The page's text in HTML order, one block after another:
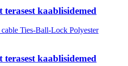
terasest kaablisidemed
terasest kaablisidemed